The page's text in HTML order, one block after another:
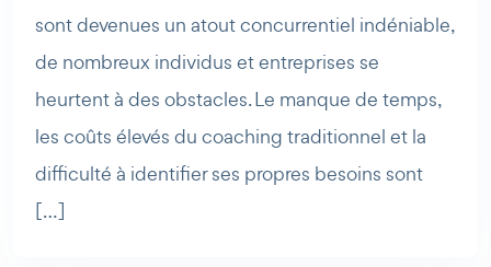
sont devenues un atout concurrentiel indéniable,
de nombreux individus et entreprises se
heurtent à des obstacles. Le manque de temps,
les coûts élevés du coaching traditionnel et la
difficulté à identifier ses propres besoins sont
[…]